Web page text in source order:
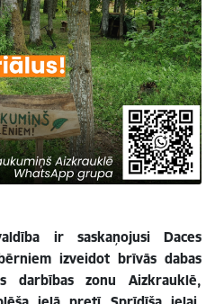
ir saskaņojusi Daces
izveidot brīvās dabas
darbības zonu Aizkrauklē,